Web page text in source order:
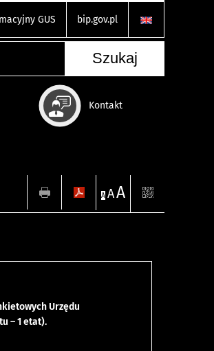
GUS bip.gov.pl
Kontakt
A AA
Urzędu
– 1 etat).